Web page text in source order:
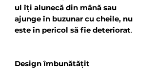
ul îți alunecă din mână sau
ajunge în buzunar cu cheile, nu
este în pericol să fie deteriorat.
Design îmbunătățit